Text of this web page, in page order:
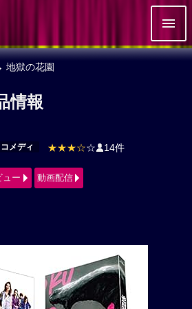
地獄の花園
情報
コメディ ★★★☆☆ 14件
ュー 動画配信